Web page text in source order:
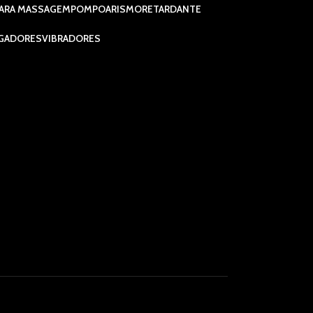
MASSAGEMPOMPOARISMORETARDANTE
VIBRADORES